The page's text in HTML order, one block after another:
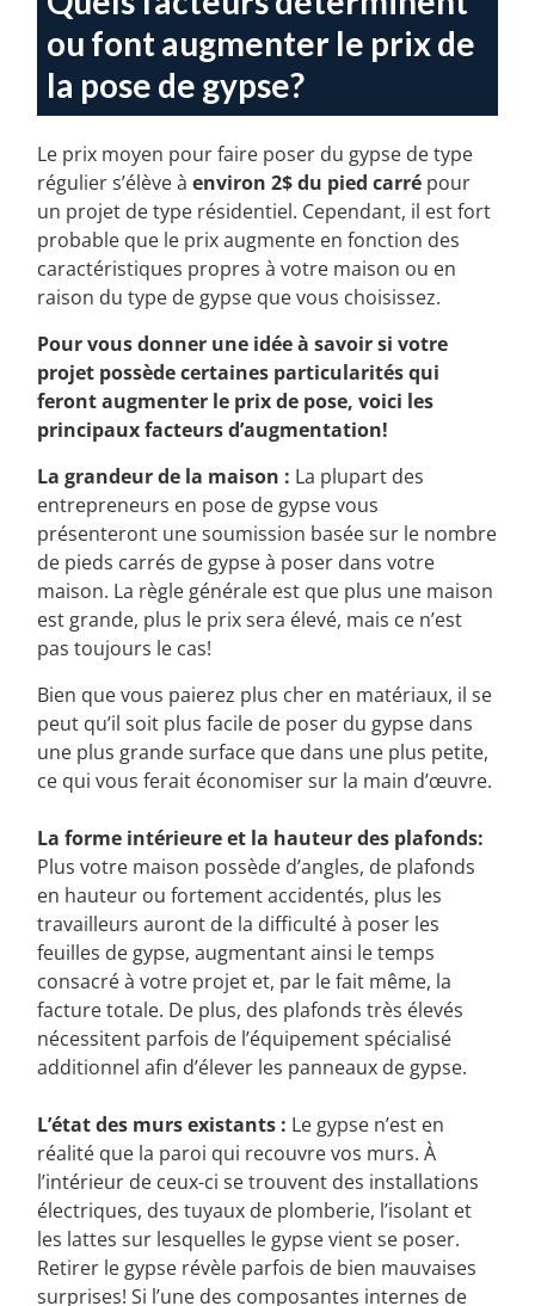
Quels facteurs déterminent
ou font augmenter le prix de
la pose de gypse?
Le prix moyen pour faire poser du gypse de type
régulier s’élève à environ 2$ du pied carré pour
un projet de type résidentiel. Cependant, il est fort
probable que le prix augmente en fonction des
caractéristiques propres à votre maison ou en
raison du type de gypse que vous choisissez.
Pour vous donner une idée à savoir si votre
projet possède certaines particularités qui
feront augmenter le prix de pose, voici les
principaux facteurs d’augmentation!
La grandeur de la maison :La plupart des
entrepreneurs en pose de gypse vous
présenteront une soumission basée sur le nombre
de pieds carrés de gypse à poser dans votre
maison. La règle générale est que plus une maison
est grande, plus le prix sera élevé, mais ce n’est
pas toujours le cas!
Bien que vous paierez plus cher en matériaux, il se
peut qu’il soit plus facile de poser du gypse dans
une plus grande surface que dans une plus petite,
ce qui vous ferait économiser sur la main d’œuvre.
La forme intérieure et la hauteur des plafonds:
Plus votre maison possède d’angles, de plafonds
en hauteur ou fortement accidentés, plus les
travailleurs auront de la difficulté à poser les
feuilles de gypse, augmentant ainsi le temps
consacré à votre projet et, par le fait même, la
facture totale. De plus, des plafonds très élevés
nécessitent parfois de l’équipement spécialisé
additionnel afin d’élever les panneaux de gypse.
L’état des murs existants :Le gypse n’est en
réalité que la paroi qui recouvre vos murs. À
l’intérieur de ceux-ci se trouvent des installations
électriques, des tuyaux de plomberie, l’isolant et
les lattes sur lesquelles le gypse vient se poser.
Retirer le gypse révèle parfois de bien mauvaises